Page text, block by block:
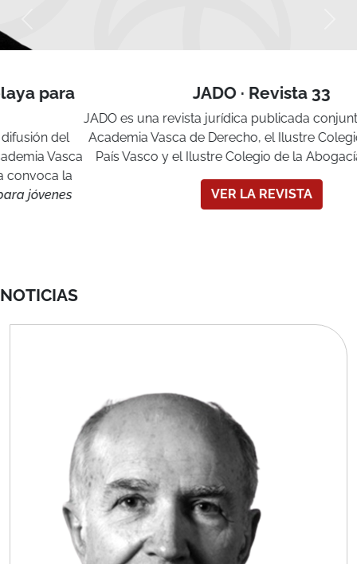
JADO · Revista 33
JADO es una revista jurídica publicada conjuntamente por la
Academia Vasca de Derecho, el Ilustre Colegio Notarial del
País Vasco y el Ilustre Colegio de la Abogacía de Bizkaia.
VER LA REVISTA